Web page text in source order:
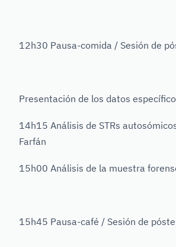
12h30 Pausa-comida / Sesión de
Presentación de los datos
14h15 Análisis de STRs
Farfán
15h00 Análisis de la muestra
15h45 Pausa-café / Sesión de